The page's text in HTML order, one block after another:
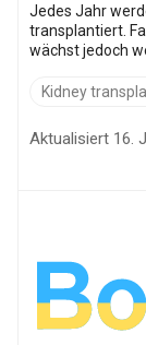
Jedes Jahr
transplantiert.
wächst jedoch
nach einer
Lebensqualität
zurückzukehren. Dieser Leitfaden wurde für Menschen
Kidney
Aktualisiert 16.